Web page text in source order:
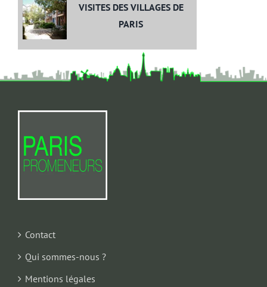
VISITES DES VILLAGES DE
PARIS
Contact
Qui sommes-nous ?
Mentions légales